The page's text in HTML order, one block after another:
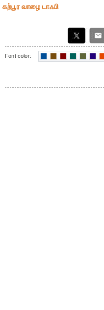
கற்பூர வாழை டாஃபி
Font color: